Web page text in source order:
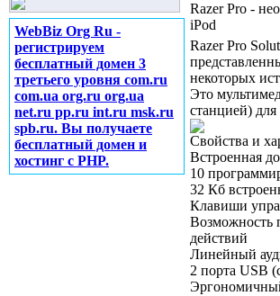
WebBiz Org Ru -
регистрируем
бесплатный домен 3
третьего уровня com.ru
com.ua org.ru org.ua
net.ru pp.ru int.ru msk.ru
spb.ru. Вы получаете
бесплатный домен и
хостинг с PHP.
Razer Pro -
iPod
Razer Pro
некоторых
Это
станцией)
Свойства и
Встроенная
10
32 Кб
Клавиши
Возможность
действий
Линейный
2 порта USB